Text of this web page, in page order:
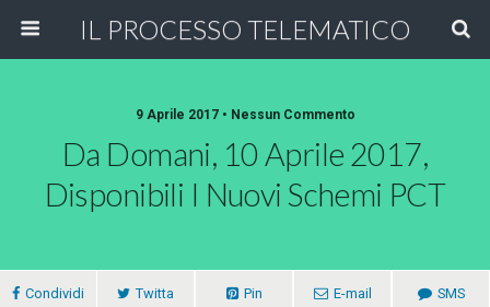
IL PROCESSO TELEMATICO
9 Aprile 2017 • Nessun Commento
Da Domani, 10 Aprile 2017,
Disponibili I Nuovi Schemi PCT
Condividi Twitta Pin E-mail SMS